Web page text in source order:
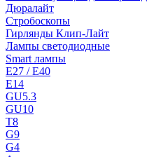
Дюралайт
Стробоскопы
Гирлянды Клип-Лайт
Лампы светодиодные
Smart лампы
E27 / E40
E14
GU5.3
GU10
T8
G9
G4